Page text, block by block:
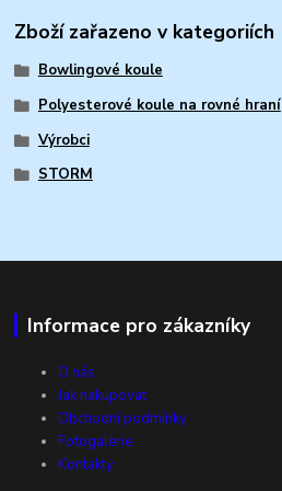
Zboží zařazeno v kategoriích
Bowlingové koule
Polyesterové koule na rovné hraní
Výrobci
STORM
Informace pro zákazníky
O nás
Jak nakupovat
Obchodní podmínky
Fotogalerie
Kontakty